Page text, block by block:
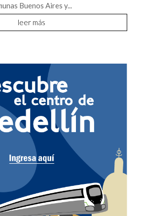
Buenos Aires y...
leer más